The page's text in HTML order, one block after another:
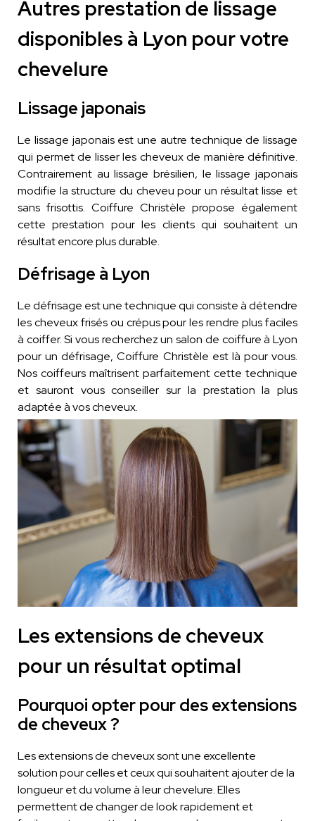
Autres prestation de lissage
disponibles à Lyon pour votre
chevelure
Lissage japonais
Le lissage japonais est une autre technique de lissage
qui permet de lisser les cheveux de manière définitive.
Contrairement au lissage brésilien, le lissage japonais
modifie la structure du cheveu pour un résultat lisse et
sans frisottis. Coiffure Christèle propose également
cette prestation pour les clients qui souhaitent un
résultat encore plus durable.
Défrisage à Lyon
Le défrisage est une technique qui consiste à détendre
les cheveux frisés ou crépus pour les rendre plus faciles
à coiffer. Si vous recherchez un salon de coiffure à Lyon
pour un défrisage, Coiffure Christèle est là pour vous.
Nos coiffeurs maîtrisent parfaitement cette technique
et sauront vous conseiller sur la prestation la plus
adaptée à vos cheveux.
Les extensions de cheveux
pour un résultat optimal
Pourquoi opter pour des extensions
de cheveux ?
Les extensions de cheveux sont une excellente
solution pour celles et ceux qui souhaitent ajouter de la
longueur et du volume à leur chevelure. Elles
permettent de changer de look rapidement et